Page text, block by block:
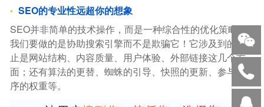
SEO的专业性远超你的想象
SEO并非简单的技术操作，而是一种综合性的优化策略。
我们要做的是协助搜索引擎而不是欺骗它！它涉及到的不
止是网站结构、内容质量、用户体验、外部链接这几个方
面；还有算法的更替、蜘蛛的引导、快照的更新、参与排
序的权重等。